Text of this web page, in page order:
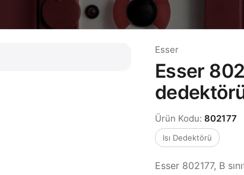
Esser
Esser
Ürün Kodu: 802177
Isı Dedektörü
Esser 802177, B